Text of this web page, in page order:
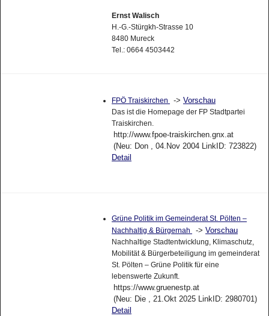
Ernst Walisch
H.-G.-Stürgkh-Strasse 10
8480 Mureck
Tel.: 0664 4503442
FPÖ Traiskirchen -> Vorschau
Das ist die Homepage der FP Stadtpartei
Traiskirchen.
http://www.fpoe-traiskirchen.gnx.at
(Neu: Don , 04.Nov 2004 LinkID: 723822)
Detail
Grüne Politik im Gemeinderat St. Pölten –
Nachhaltig & Bürgernah
-> Vorschau
Nachhaltige Stadtentwicklung, Klimaschutz,
Mobilität & Bürgerbeteiligung im gemeinderat
St. Pölten – Grüne Politik für eine
lebenswerte Zukunft.
https://www.gruenestp.at
(Neu: Die , 21.Okt 2025 LinkID: 2980701)
Detail